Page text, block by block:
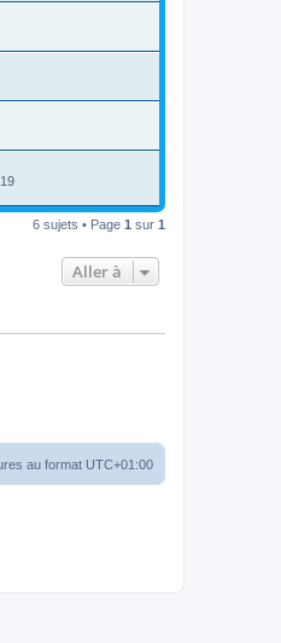
6 sujets • Page 1 sur 1
Aller à
au format UTC+01:00